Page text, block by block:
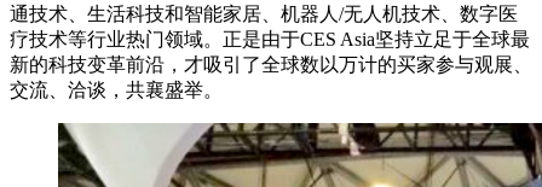
通技术、生活科技和智能家居、机器人/无人机技术、数字医
疗技术等行业热门领域。正是由于CES Asia坚持立足于全球最
新的科技变革前沿，才吸引了全球数以万计的买家参与观展、
交流、洽谈，共襄盛举。